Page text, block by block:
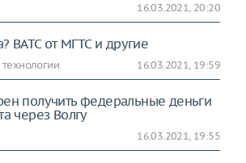
16.03.2021, 20:20
ВАТС от МГТС и другие
16.03.2021, 19:59
получить федеральные деньги
через Волгу
16.03.2021, 19:55